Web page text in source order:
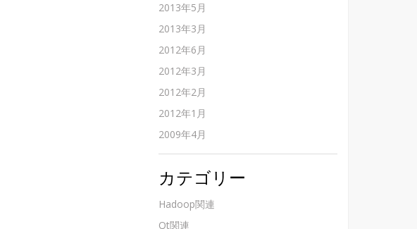
2013年5月
2013年3月
2012年6月
2012年3月
2012年2月
2012年1月
2009年4月
カテゴリー
Hadoop関連
Qt関連